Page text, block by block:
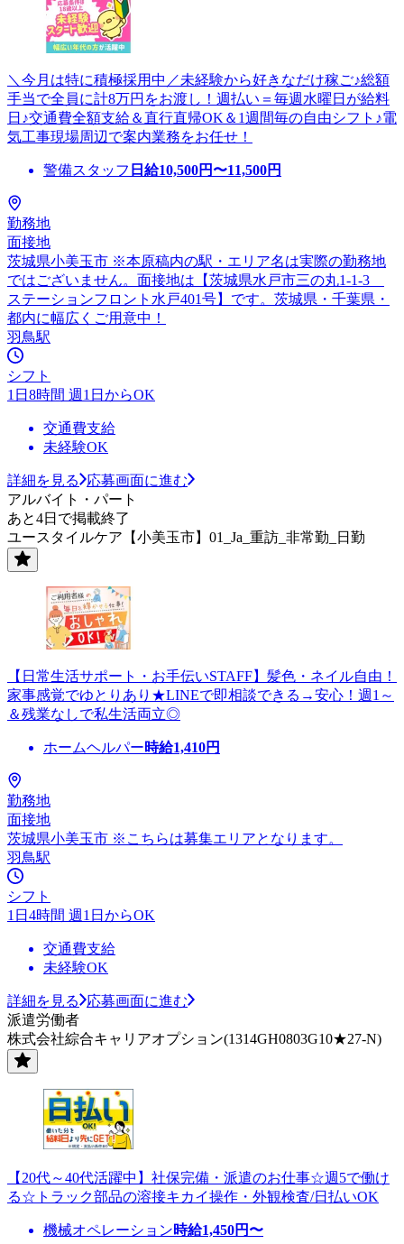
＼今月は特に積極採用中／未経験から好きなだけ稼ご♪総額
手当で全員に計8万円をお渡し！週払い＝毎週水曜日が給料
日♪交通費全額支給＆直行直帰OK＆1週間毎の自由シフト♪電
気工事現場周辺で案内業務をお任せ！
警備スタッフ 日給10,500円〜11,500円
勤務地
面接地
茨城県小美玉市 ※本原稿内の駅・エリア名は実際の勤務地
ではございません。面接地は【茨城県水戸市三の丸1-1-3
ステーションフロント水戸401号】です。茨城県・千葉県・
都内に幅広くご用意中！
羽鳥駅
シフト
1日8時間 週1日からOK
交通費支給
未経験OK
詳細を見る
応募画面に進む
アルバイト・パート
あと4日で掲載終了
ユースタイルケア【小美玉市】01_Ja_重訪_非常勤_日勤
【日常生活サポート・お手伝いSTAFF】髪色・ネイル自由！
家事感覚でゆとりあり★LINEで即相談できる→安心！週1～
＆残業なしで私生活両立◎
ホームヘルパー時給1,410円
勤務地
面接地
茨城県小美玉市 ※こちらは募集エリアとなります。
羽鳥駅
シフト
1日4時間 週1日からOK
交通費支給
未経験OK
詳細を見る
応募画面に進む
派遣労働者
株式会社綜合キャリアオプション(1314GH0803G10★27-N)
【20代～40代活躍中】社保完備・派遣のお仕事☆週5で働け
る☆トラック部品の溶接キカイ操作・外観検査/日払いOK
機械オペレーション時給1,450円〜